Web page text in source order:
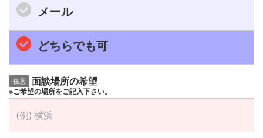
メール
どちらでも可
任意 面談場所の希望
※ご希望の場所をご記入下さい。